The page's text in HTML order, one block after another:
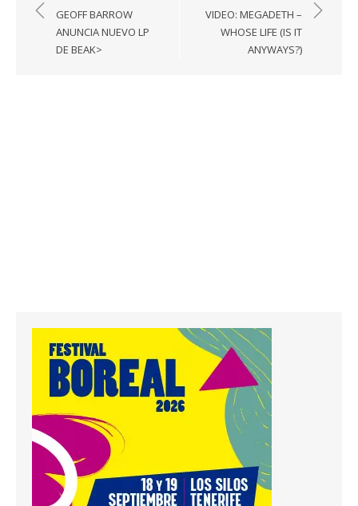
de
entradas
GEOFF BARROW
ANUNCIA NUEVO LP
DE BEAK>
VIDEO: MEGADETH –
WHOSE LIFE (IS IT
ANYWAYS?)